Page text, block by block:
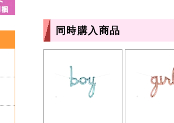
同時購入商品